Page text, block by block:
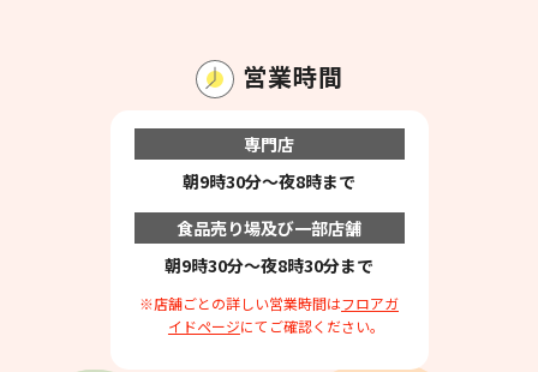
営業時間
専門店
朝9時30分～夜8時まで
食品売り場及び一部店舗
朝9時30分～夜8時30分まで
※店舗ごとの詳しい営業時間はフロアガ
イドページにてご確認ください。